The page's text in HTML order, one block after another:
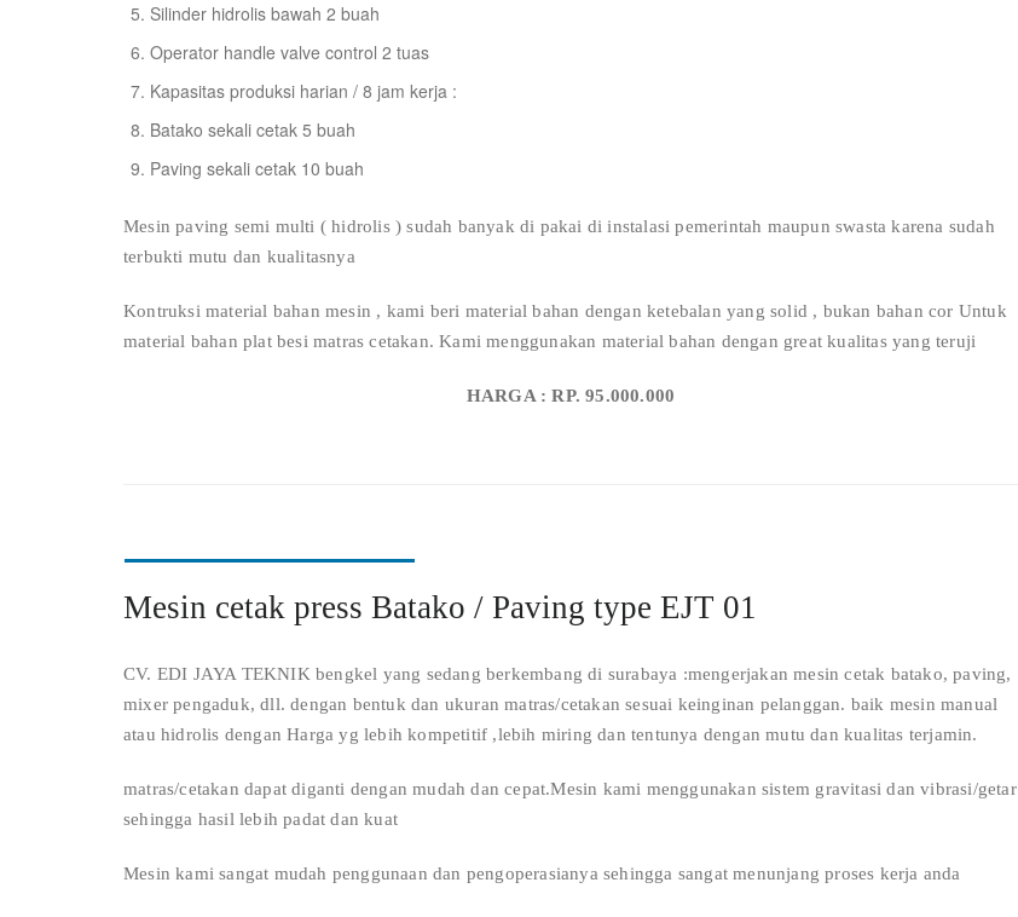
Silinder hidrolis bawah 2 buah
Operator handle valve control 2 tuas
Kapasitas produksi harian / 8 jam kerja :
Batako sekali cetak 5 buah
Paving sekali cetak 10 buah
Mesin paving semi multi ( hidrolis ) sudah banyak di pakai di instalasi pemerintah maupun swasta karena sudah
terbukti mutu dan kualitasnya
Kontruksi material bahan mesin , kami beri material bahan dengan ketebalan yang solid , bukan bahan cor Untuk
material bahan plat besi matras cetakan. Kami menggunakan material bahan dengan great kualitas yang teruji
HARGA : RP. 95.000.000
Mesin cetak press Batako / Paving type EJT 01
CV. EDI JAYA TEKNIK bengkel yang sedang berkembang di surabaya :mengerjakan mesin cetak batako, paving,
mixer pengaduk, dll. dengan bentuk dan ukuran matras/cetakan sesuai keinginan pelanggan. baik mesin manual
atau hidrolis dengan Harga yg lebih kompetitif ,lebih miring dan tentunya dengan mutu dan kualitas terjamin.
matras/cetakan dapat diganti dengan mudah dan cepat.Mesin kami menggunakan sistem gravitasi dan vibrasi/getar
sehingga hasil lebih padat dan kuat
Mesin kami sangat mudah penggunaan dan pengoperasianya sehingga sangat menunjang proses kerja anda